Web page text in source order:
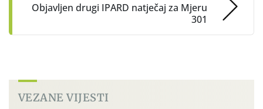
Objavljen drugi IPARD natječaj za Mjeru
301
VEZANE VIJESTI